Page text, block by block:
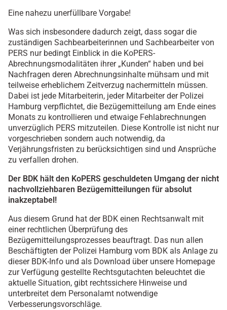
Eine nahezu unerfüllbare Vorgabe!
Was sich insbesondere dadurch zeigt, dass sogar die
zuständigen Sachbearbeiterinnen und Sachbearbeiter von
PERS nur bedingt Einblick in die KoPERS-
Abrechnungsmodalitäten ihrer „Kunden“ haben und bei
Nachfragen deren Abrechnungsinhalte mühsam und mit
teilweise erheblichem Zeitverzug nachermitteln müssen.
Dabei ist jede Mitarbeiterin, jeder Mitarbeiter der Polizei
Hamburg verpflichtet, die Bezügemitteilung am Ende eines
Monats zu kontrollieren und etwaige Fehlabrechnungen
unverzüglich PERS mitzuteilen. Diese Kontrolle ist nicht nur
vorgeschrieben sondern auch notwendig, da
Verjährungsfristen zu berücksichtigen sind und Ansprüche
zu verfallen drohen.
Der BDK hält den KoPERS geschuldeten Umgang der nicht
nachvollziehbaren Bezügemitteilungen für absolut
inakzeptabel!
Aus diesem Grund hat der BDK einen Rechtsanwalt mit
einer rechtlichen Überprüfung des
Bezügemitteilungsprozesses beauftragt. Das nun allen
Beschäftigten der Polizei Hamburg vom BDK als Anlage zu
dieser BDK-Info und als Download über unsere Homepage
zur Verfügung gestellte Rechtsgutachten beleuchtet die
aktuelle Situation, gibt rechtssichere Hinweise und
unterbreitet dem Personalamt notwendige
Verbesserungsvorschläge.